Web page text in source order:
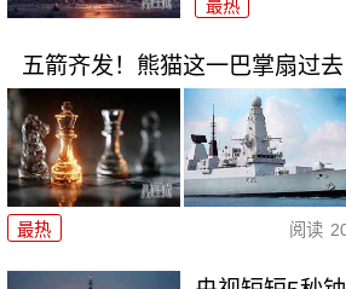
最热
五箭齐发！熊猫这一巴掌扇过
最热 阅读